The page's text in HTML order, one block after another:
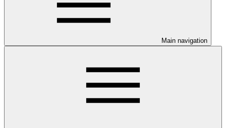
Main navigation